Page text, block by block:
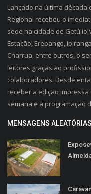
Lançado na última década
Regional recebeu o
sede na cidade de Getúlio
Estação, Erebango,
Charrua, entre outros, o
leitores graças ao
colaboradores. Desde
receber a edição
semana e a programação
MENSAGENS ALEATÓRIAS